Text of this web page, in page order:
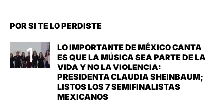
POR SI TE LO PERDISTE
LO IMPORTANTE DE MÉXICO CANTA
ES QUE LA MÚSICA SEA PARTE DE LA
VIDA Y NO LA VIOLENCIA:
PRESIDENTA CLAUDIA SHEINBAUM;
LISTOS LOS 7 SEMIFINALISTAS
MEXICANOS